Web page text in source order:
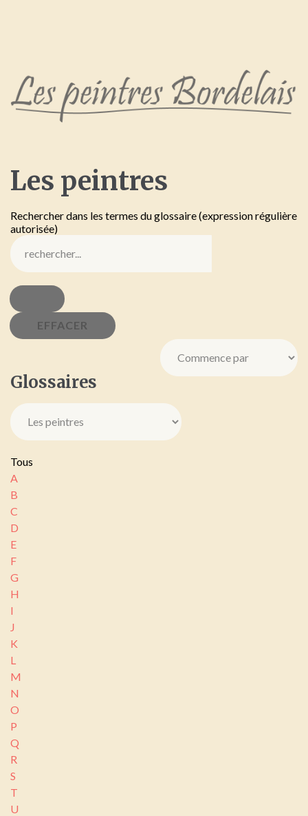
Les peintres
Rechercher dans les termes du glossaire (expression régulière
autorisée)
Glossaires
Tous
A
B
C
D
E
F
G
H
I
J
K
L
M
N
O
P
Q
R
S
T
U